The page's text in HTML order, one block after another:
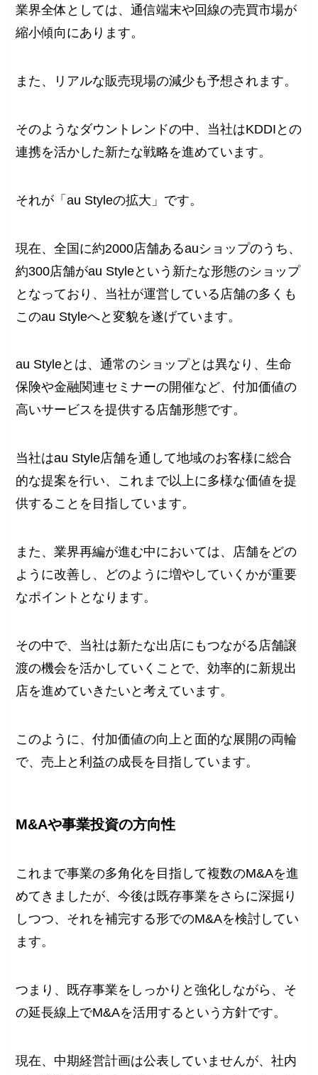
業界全体としては、通信端末や回線の売買市場が
縮小傾向にあります。
また、リアルな販売現場の減少も予想されます。
そのようなダウントレンドの中、当社はKDDIとの
連携を活かした新たな戦略を進めています。
それが「au Styleの拡大」です。
現在、全国に約2000店舗あるauショップのうち、
約300店舗がau Styleという新たな形態のショップ
となっており、当社が運営している店舗の多くも
このau Styleへと変貌を遂げています。
au Styleとは、通常のショップとは異なり、生命
保険や金融関連セミナーの開催など、付加価値の
高いサービスを提供する店舗形態です。
当社はau Style店舗を通して地域のお客様に総合
的な提案を行い、これまで以上に多様な価値を提
供することを目指しています。
また、業界再編が進む中においては、店舗をどの
ように改善し、どのように増やしていくかが重要
なポイントとなります。
その中で、当社は新たな出店にもつながる店舗譲
渡の機会を活かしていくことで、効率的に新規出
店を進めていきたいと考えています。
このように、付加価値の向上と面的な展開の両輪
で、売上と利益の成長を目指しています。
M&Aや事業投資の方向性
これまで事業の多角化を目指して複数のM&Aを進
めてきましたが、今後は既存事業をさらに深掘り
しつつ、それを補完する形でのM&Aを検討してい
ます。
つまり、既存事業をしっかりと強化しながら、そ
の延長線上でM&Aを活用するという方針です。
現在、中期経営計画は公表していませんが、社内